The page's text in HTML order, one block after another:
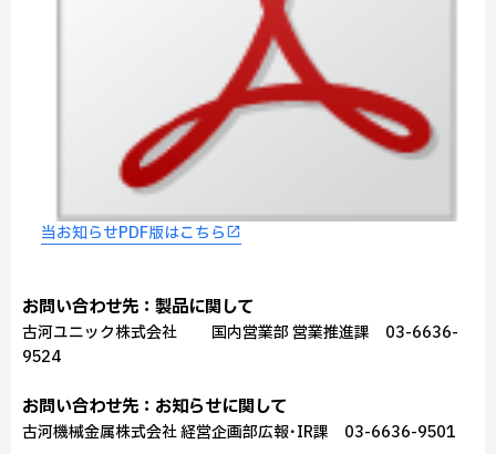
当お知らせPDF版はこちら
お問い合わせ先：製品に関して
古河ユニック株式会社 国内営業部 営業推進課 03-6636-
9524
お問い合わせ先：お知らせに関して
古河機械金属株式会社 経営企画部広報･IR課 03-6636-9501